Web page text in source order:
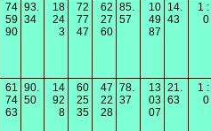
74
59
90
93.
34
18
24
3
72
77
47
62
27
60
85.
57
10
49
87
14.
43
1 :
0
61
74
63
90.
50
14
92
8
60
25
35
47
22
28
78.
37
13
03
07
21.
63
1 :
0